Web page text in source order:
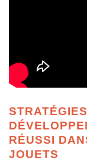
RÉUSSI
JOUETS